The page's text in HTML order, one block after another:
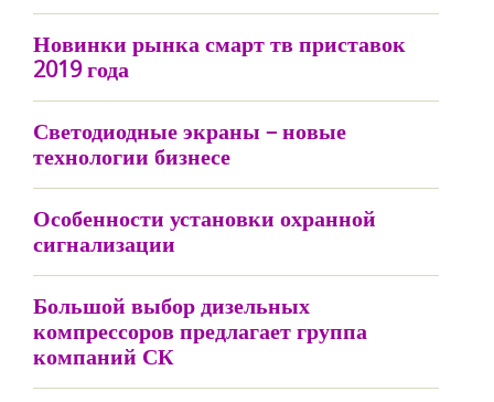
Новинки рынка смарт тв приставок
2019 года
Светодиодные экраны – новые
технологии бизнесе
Особенности установки охранной
сигнализации
Большой выбор дизельных
компрессоров предлагает группа
компаний СК